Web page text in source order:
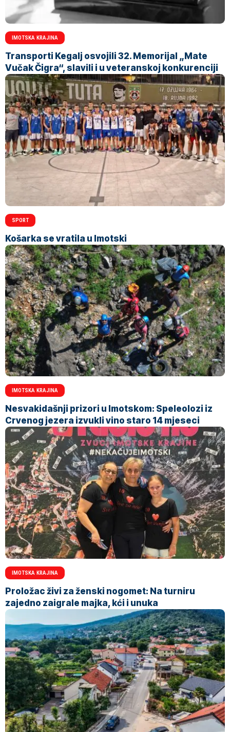
IMOTSKA KRAJINA
Transporti Kegalj osvojili 32. Memorijal „Mate
Vučak Čigra“, slavili i u veteranskoj konkurenciji
SPORT
Košarka se vratila u Imotski
IMOTSKA KRAJINA
Nesvakidašnji prizori u Imotskom: Speleolozi iz
Crvenog jezera izvukli vino staro 14 mjeseci
IMOTSKA KRAJINA
Proložac živi za ženski nogomet: Na turniru
zajedno zaigrale majka, kći i unuka